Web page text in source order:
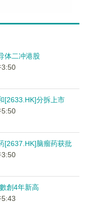
体二冲港股
3:50
[2633.HK]分拆上市
5:50
[2637.HK]脑瘤药获批
3:50
創4年新高